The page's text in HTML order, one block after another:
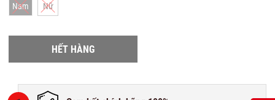
Nam Nữ
HẾT HÀNG